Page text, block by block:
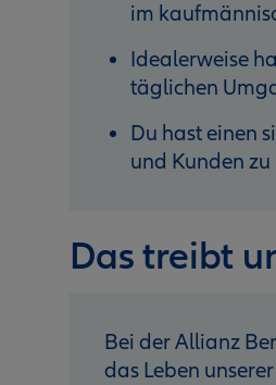
im
Idealerweise
täglichen
Du hast einen
und Kunden
Das treibt
Bei der Allianz
das Leben